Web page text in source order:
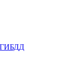
ГИБДД